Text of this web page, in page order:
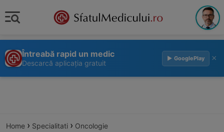
Întreabă rapid un medic
Descarcă aplicația gratuit
▶ GooglePlay ×
Home › Specialitati › Oncologie